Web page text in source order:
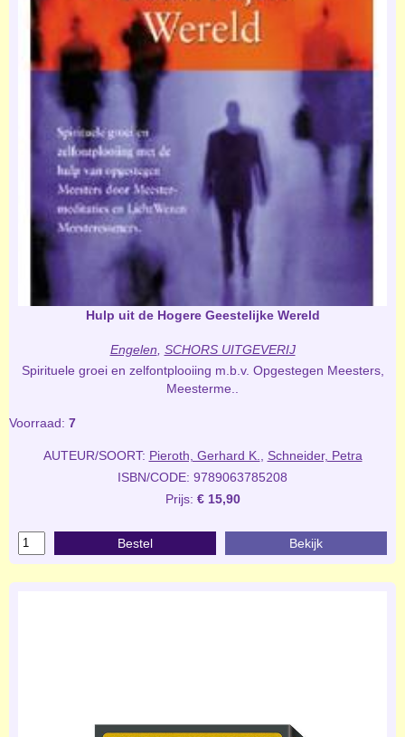
Hulp uit de Hogere Geestelijke Wereld
Engelen SCHORS UITGEVERIJ
Spirituele groei en zelfontplooiing m.b.v. Opgestegen Meesters,
Meesterme..
Voorraad: 7
AUTEUR/SOORT: Pieroth, Gerhard K.
Schneider, Petra
ISBN/CODE: 9789063785208
Prijs: € 15,90
Bestel Bekijk